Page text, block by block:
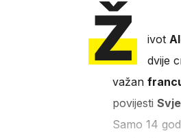
Ž ivot
dvije
važan
povijesti
Samo 14